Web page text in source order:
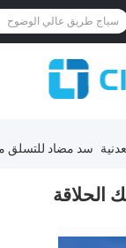
سد مضاد للتسلق
الحلاقة